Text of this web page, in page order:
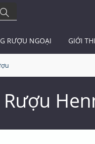
RƯỢU NGOẠI GIỚI